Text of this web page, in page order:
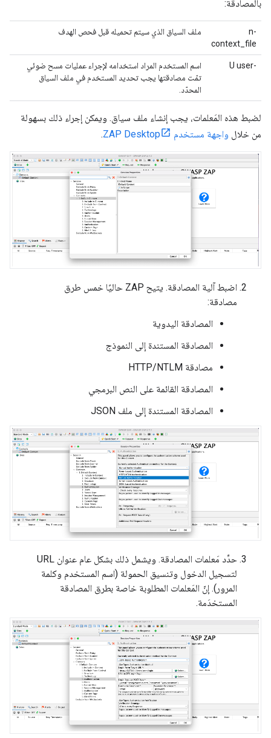
بالمصادقة:
-n
context_file
ملف السياق الذي سيتم تحميله قبل فحص الهدف
-U user
اسم المستخدم المراد استخدامه لإجراء عمليات مسح ضوئي
تمّت مصادقتها يجب تحديد المستخدم في ملف السياق
المحدّد.
لضبط هذه المَعلمات، يجب إنشاء ملف سياق. ويمكن إجراء ذلك بسهولة
من خلال واجهة مستخدم ZAP Desktop .
اضبط آلية المصادقة. يتيح ZAP حاليًا خمس طرق
مصادقة:
المصادقة اليدوية
المصادقة المستندة إلى النموذج
مصادقة HTTP/NTLM
المصادقة القائمة على النص البرمجي
المصادقة المستندة إلى ملف JSON
حدِّد مَعلمات المصادقة. ويشمل ذلك بشكل عام عنوان URL
لتسجيل الدخول وتنسيق الحمولة (اسم المستخدم وكلمة
المرور). إنّ المَعلمات المطلوبة خاصة بطرق المصادقة
المستخدَمة.